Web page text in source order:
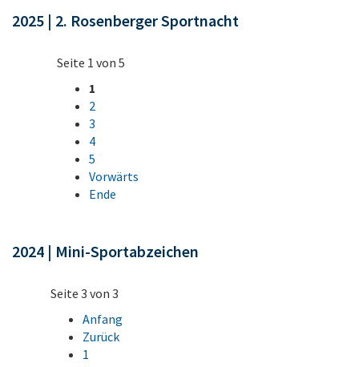
2025 | 2. Rosenberger Sportnacht
Seite 1 von 5
1
2
3
4
5
Vorwärts
Ende
2024 | Mini-Sportabzeichen
Seite 3 von 3
Anfang
Zurück
1